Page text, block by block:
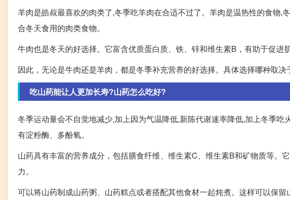
羊肉是皓叔最喜欢的肉类了,冬季吃羊肉在合适不过了。羊肉是温热性的食物,
合冬天食用的肉类食物。
牛肉也是冬天的好选择。它富含优质蛋白质、铁、锌和维生素B，有助于促进
因此，无论是牛肉还是羊肉，都是冬季补充营养的好选择。具体选择哪种取决
吃山药能让人更加长寿?山药怎么吃好?
冬季运动量会不自觉地减少,加上因为气温降低,新陈代谢速率降低,加上冬季
有淀粉酶、多酚氧。
山药具有丰富的营养成分，包括膳食纤维、维生素C、维生素B和矿物质等。
力。
可以将山药制成山药粥、山药糕点或者搭配其他食材一起炖煮。这样可以保留